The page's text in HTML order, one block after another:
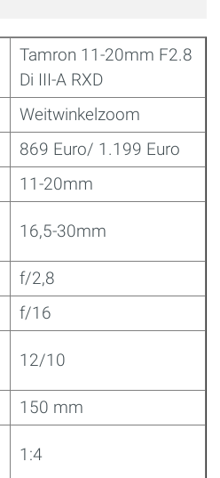
Tamron 11-20mm F2.8
Di III-A RXD
Weitwinkelzoom
869 Euro/ 1.199 Euro
11-20mm
16,5-30mm
f/2,8
f/16
12/10
150 mm
1:4